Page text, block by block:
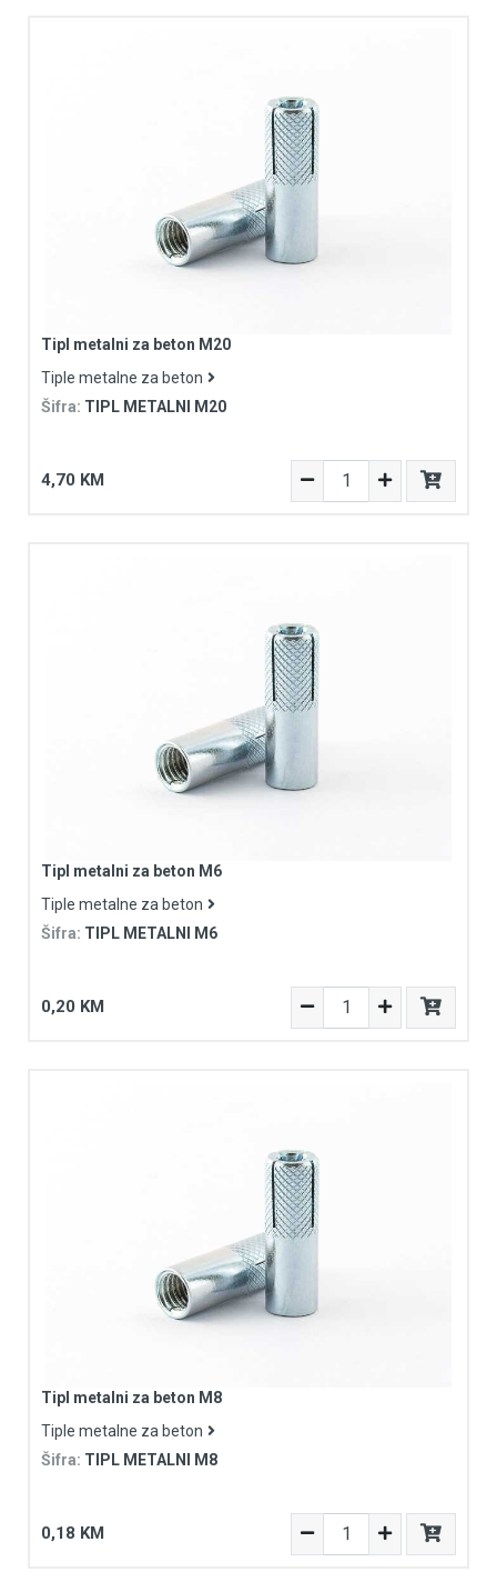
Tipl metalni za beton M20
Tiple metalne za beton
Šifra: TIPL METALNI M20
4,70 KM
Tipl metalni za beton M6
Tiple metalne za beton
Šifra: TIPL METALNI M6
0,20 KM
Tipl metalni za beton M8
Tiple metalne za beton
Šifra: TIPL METALNI M8
0,18 KM